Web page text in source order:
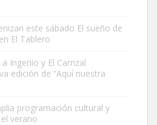
en la calle hace menos de un mes,
cari...
este sábado El sueño de
El Tablero
Ingenio y El Carrizal
edición de “Aquí nuestra
programación cultural y
verano